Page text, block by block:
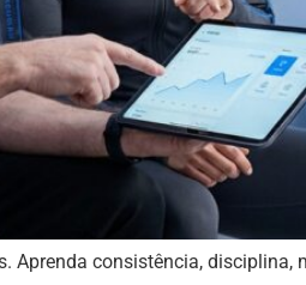
consistência,